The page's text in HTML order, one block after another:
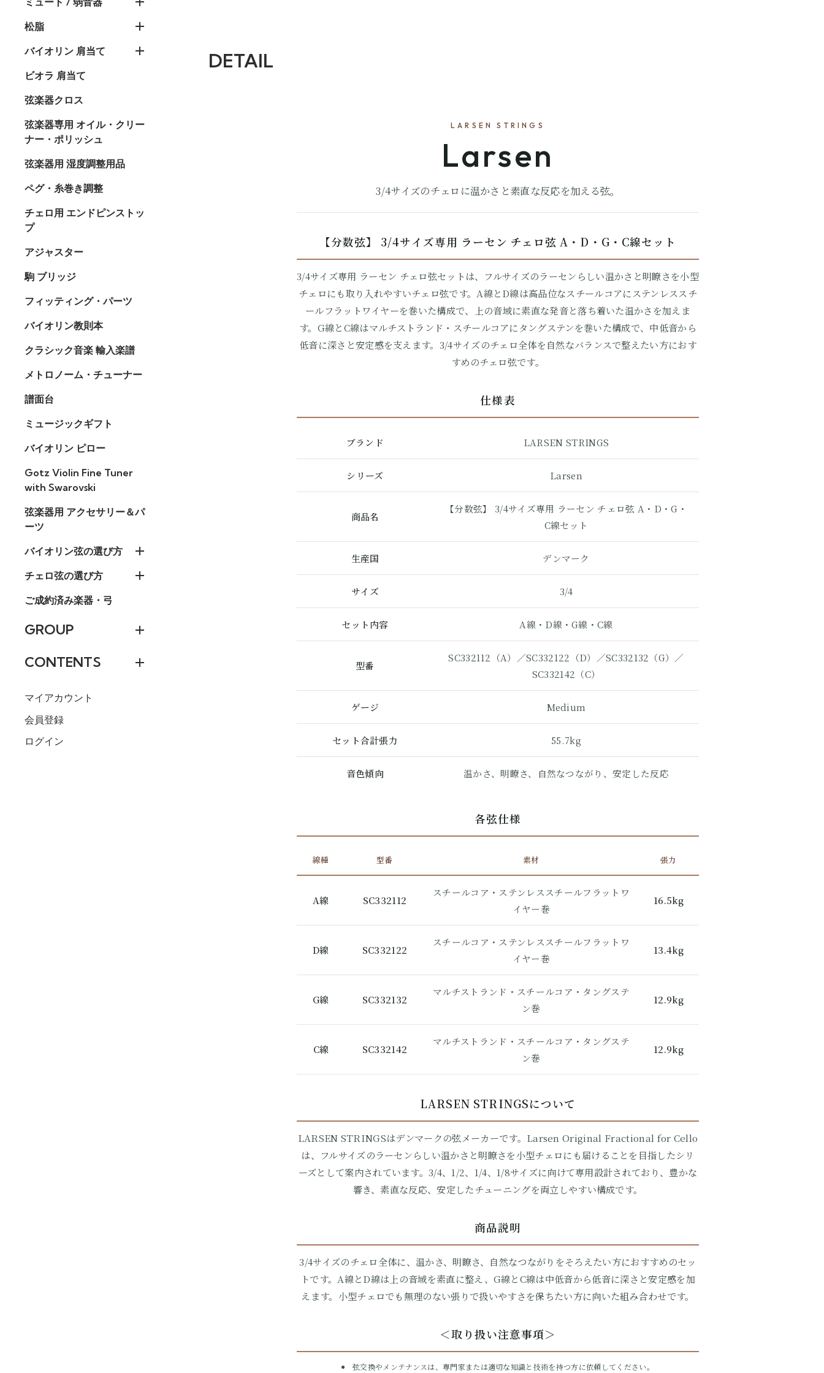
松脂
バイオリン 肩当て
ビオラ 肩当て
弦楽器クロス
弦楽器専用 オイル・クリー
ナー・ポリッシュ
弦楽器用 湿度調整用品
ペグ・糸巻き調整
チェロ用 エンドピンストッ
プ
アジャスター
駒 ブリッジ
フィッティング・パーツ
バイオリン教則本
クラシック音楽 輸入楽譜
メトロノーム・チューナー
譜面台
ミュージックギフト
バイオリン ピロー
Gotz Violin Fine Tuner
with Swarovski
弦楽器用 アクセサリー＆パ
ーツ
バイオリン弦の選び方
チェロ弦の選び方
ご成約済み楽器・弓
GROUP
CONTENTS
マイアカウント
会員登録
ログイン
DETAIL
LARSEN STRINGS
Larsen
3/4サイズのチェロに温かさと素直な反応を加える弦。
【分数弦】 3/4サイズ専用 ラーセン チェロ弦 A・D・G・C線セット
3/4サイズ専用 ラーセン チェロ弦セットは、フルサイズのラーセンらしい温かさと明瞭さを小型
チェロにも取り入れやすいチェロ弦です。A線とD線は高品位なスチールコアにステンレススチ
ールフラットワイヤーを巻いた構成で、上の音域に素直な発音と落ち着いた温かさを加えま
す。G線とC線はマルチストランド・スチールコアにタングステンを巻いた構成で、中低音から
低音に深さと安定感を支えます。3/4サイズのチェロ全体を自然なバランスで整えたい方におす
すめのチェロ弦です。
仕様表
ブランド LARSEN STRINGS
シリーズ Larsen
商品名
【分数弦】 3/4サイズ専用 ラーセン チェロ弦 A・D・G・
C線セット
生産国 デンマーク
サイズ 3/4
セット内容 A線・D線・G線・C線
型番
SC332112（A）／SC332122（D）／SC332132（G）／
SC332142（C）
ゲージ Medium
セット合計張力 55.7kg
音色傾向 温かさ、明瞭さ、自然なつながり、安定した反応
各弦仕様
線種 型番 素材 張力
A線 SC332112
スチールコア・ステンレススチールフラットワ
イヤー巻
16.5kg
D線 SC332122
スチールコア・ステンレススチールフラットワ
イヤー巻
13.4kg
G線 SC332132
マルチストランド・スチールコア・タングステ
ン巻
12.9kg
C線 SC332142
マルチストランド・スチールコア・タングステ
ン巻
12.9kg
LARSEN STRINGSについて
LARSEN STRINGSはデンマークの弦メーカーです。Larsen Original Fractional for Cello
は、フルサイズのラーセンらしい温かさと明瞭さを小型チェロにも届けることを目指したシリ
ーズとして案内されています。3/4、1/2、1/4、1/8サイズに向けて専用設計されており、豊かな
響き、素直な反応、安定したチューニングを両立しやすい構成です。
商品説明
3/4サイズのチェロ全体に、温かさ、明瞭さ、自然なつながりをそろえたい方におすすめのセッ
トです。A線とD線は上の音域を素直に整え、G線とC線は中低音から低音に深さと安定感を加
えます。小型チェロでも無理のない張りで扱いやすさを保ちたい方に向いた組み合わせです。
＜取り扱い注意事項＞
弦交換やメンテナンスは、専門家または適切な知識と技術を持つ方に依頼してください。